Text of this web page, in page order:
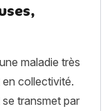
maladie très
collectivité.
transmet par